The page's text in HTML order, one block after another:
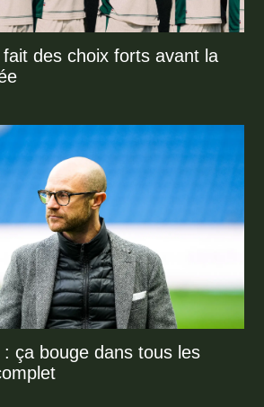
des choix forts avant la
ça bouge dans tous les